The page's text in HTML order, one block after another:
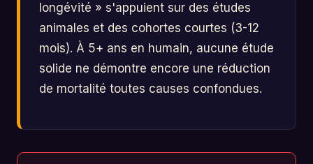
longévité » s'appuient sur des études
animales et des cohortes courtes (3-12
mois). À 5+ ans en humain, aucune étude
solide ne démontre encore une réduction
de mortalité toutes causes confondues.